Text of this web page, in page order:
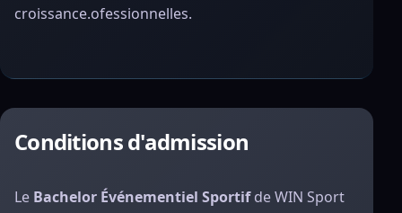
croissance.ofessionnelles.
Conditions d'admission
Le Bachelor Événementiel Sportifde WIN Sport